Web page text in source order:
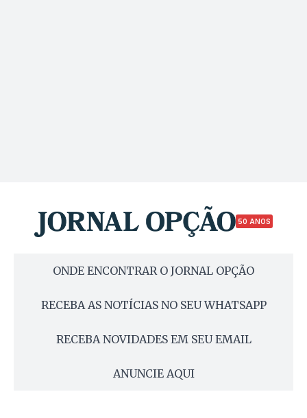
50 ANOS
ONDE ENCONTRAR O JORNAL OPÇÃO
RECEBA AS NOTÍCIAS NO SEU WHATSAPP
RECEBA NOVIDADES EM SEU EMAIL
ANUNCIE AQUI